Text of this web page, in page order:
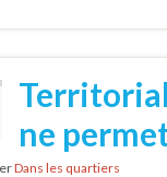
ne
Dans les quartiers